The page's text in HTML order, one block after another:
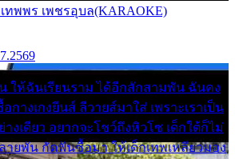
ทพพร เพชรอุบล(KARAOKE)
ให้ฉันเรียนราม ได้อีกสักสามพัน ฉันคง
กางเกงยีนส์ ลีวายส์มาใส่ เพราะเราเป็น
างเดียว อยากจะโชว์ถึงหิวโซ เด็กใต้ก็ไม่
ยพัน กัดฟันซื้อมา ให้เด็กเทพเหลียวมอง